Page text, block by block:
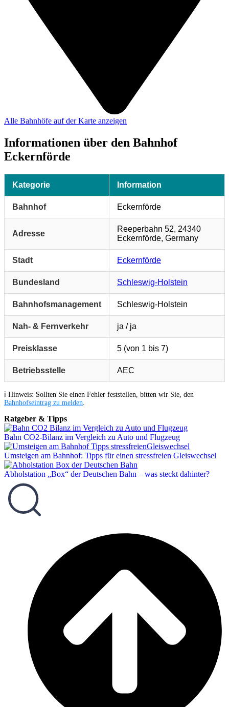
Alle Bahnhöfe auf der Karte anzeigen
Informationen über den Bahnhof
Eckernförde
Kategorie Information
Bahnhof Eckernförde
Adresse
Reeperbahn 52, 24340
Eckernförde, Germany
Stadt Eckernförde
Bundesland Schleswig-Holstein
Bahnhofsmanagement Schleswig-Holstein
Nah- & Fernverkehr ja / ja
Preisklasse 5 (von 1 bis 7)
Betriebsstelle AEC
ℹ️ Hinweis: Sollten Sie einen Fehler feststellen, bitten wir Sie, den
Bahnhofseintrag zu melden
Ratgeber & Tipps
Bahn CO2-Bilanz im Vergleich zu Auto und Flugzeug
Umsteigen am Bahnhof: Tipps für einen stressfreien Gleiswechsel
Abholstation „Box“ der Deutschen Bahn – was steckt dahinter?